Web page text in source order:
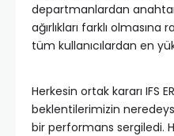
departmanlardan anahtar
ağırlıkları farklı olmasına
tüm kullanıcılardan en
Herkesin ortak kararı IFS
beklentilerimizin
bir performans sergiledi.